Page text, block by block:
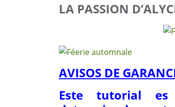
LA PASSION
AVISOS DE
Este tutorial